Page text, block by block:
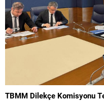
TBMM Dilekçe Komisyonu